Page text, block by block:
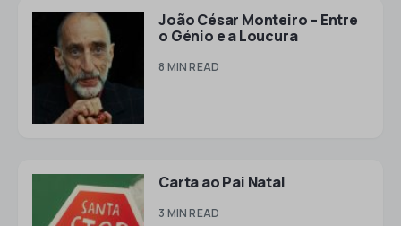
João César Monteiro – Entre
o Génio e a Loucura
8 MIN READ
Carta ao Pai Natal
3 MIN READ